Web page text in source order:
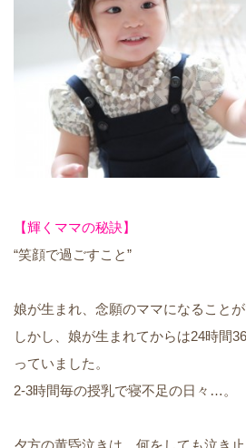
【輝くママの秘訣】
“笑顔で過ごすこと”
娘が生まれ、念願のママになることが
しかし、娘が生まれてからは24時間
っていました。
2-3時間毎の授乳で寝不足の日々…。